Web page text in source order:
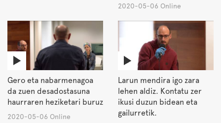
2020-05-06 Online
Gero eta nabarmenagoa
da zuen desadostasuna
haurraren heziketari buruz
2020-05-06 Online
Larun mendira igo zara
lehen aldiz. Kontatu zer
ikusi duzun bidean eta
gailurretik.